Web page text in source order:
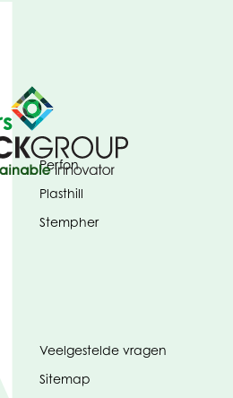
Perfon
Plasthill
Stempher
tabblad)
Veelgestelde vragen
Sitemap